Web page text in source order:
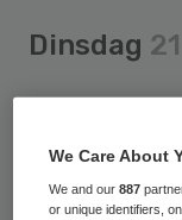
Dinsdag
We Care About
We and our887
or unique identifiers,